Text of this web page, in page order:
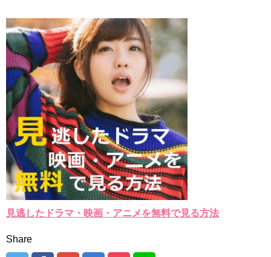
見逃したドラマ・映画・アニメを無料で見る方法
Share